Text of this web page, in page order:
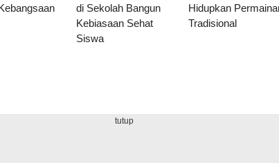
di Sekolah Bangun
Kebiasaan Sehat
Siswa
Hidupkan
Tradisional
tutup